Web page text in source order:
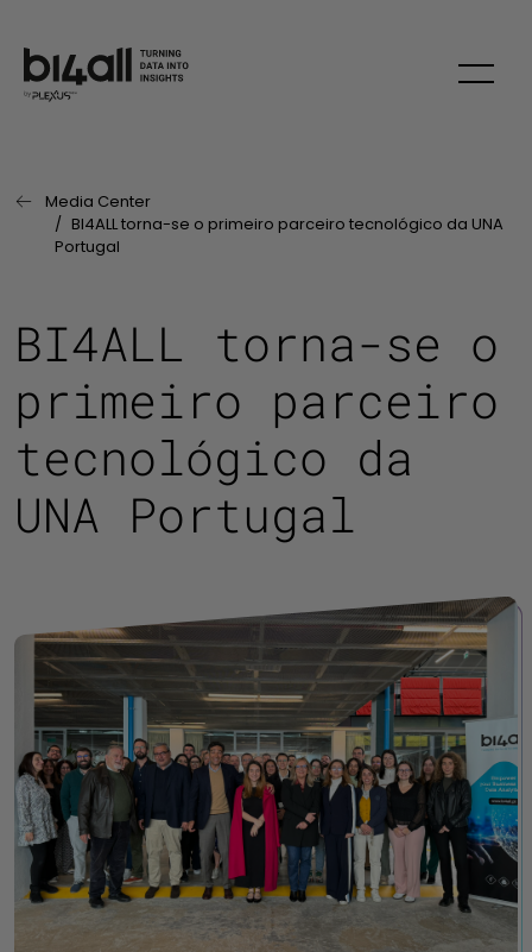
Página Anterior:
Media Center
BI4ALL torna-se o primeiro parceiro tecnológico da UNA
Portugal
BI4ALL torna-se o
primeiro parceiro
tecnológico da
UNA Portugal